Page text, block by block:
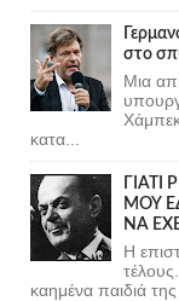
στο
Μια
κατα...
ΜΟΥ
ΝΑ
Η
καημένα παιδιά της